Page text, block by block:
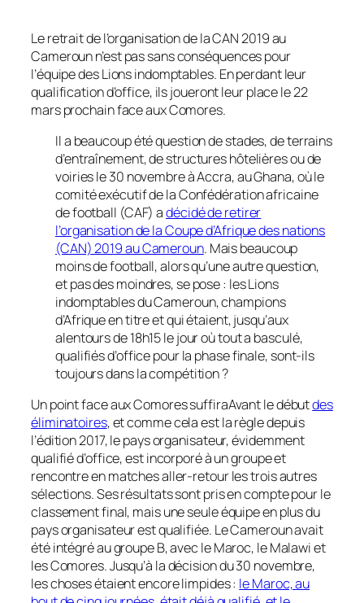
Le retrait de l’organisation de la CAN 2019 au
Cameroun n’est pas sans conséquences pour
l’équipe des Lions indomptables. En perdant leur
qualification d’office, ils joueront leur place le 22
mars prochain face aux Comores.
Il a beaucoup été question de stades, de terrains
d’entraînement, de structures hôtelières ou de
voiries le 30 novembre à Accra, au Ghana, où le
comité exécutif de la Confédération africaine
de football (CAF) adécidé de retirer
l’organisation de la Coupe d’Afrique des nations
(CAN) 2019 au Cameroun. Mais beaucoup
moins de football, alors qu’une autre question,
et pas des moindres, se pose : les Lions
indomptables du Cameroun, champions
d’Afrique en titre et qui étaient, jusqu’aux
alentours de 18h15 le jour où tout a basculé,
qualifiés d’office pour la phase finale, sont-ils
toujours dans la compétition ?
Un point face aux Comores suffiraAvant le débutdes
éliminatoires, et comme cela est la règle depuis
l’édition 2017, le pays organisateur, évidemment
qualifié d’office, est incorporé à un groupe et
rencontre en matches aller-retour les trois autres
sélections. Ses résultats sont pris en compte pour le
classement final, mais une seule équipe en plus du
pays organisateur est qualifiée. Le Cameroun avait
été intégré au groupe B, avec le Maroc, le Malawi et
les Comores. Jusqu’à la décision du 30 novembre,
les choses étaient encore limpides : le Maroc, au